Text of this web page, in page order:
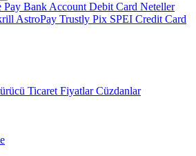
Pay Bank Account Debit Card Neteller
AstroPay Trustly Pix SPEI Credit Card
Ticaret FiyatlarCüzdanlar